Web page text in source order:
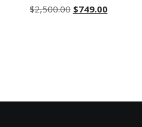
$2,500.00 Original
$749.00Current